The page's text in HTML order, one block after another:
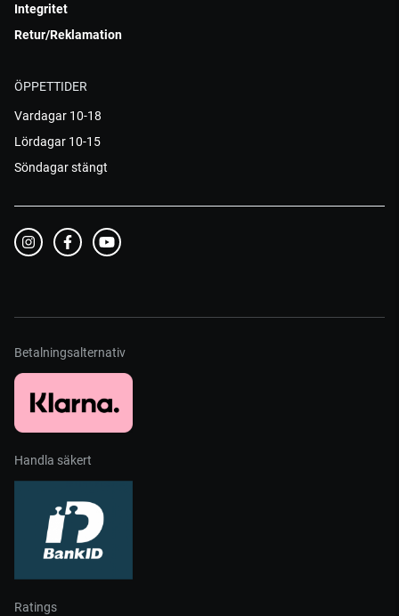
Integritet
Retur/Reklamation
ÖPPETTIDER
Vardagar 10-18
Lördagar 10-15
Söndagar stängt
Betalningsalternativ
Handla säkert
Ratings